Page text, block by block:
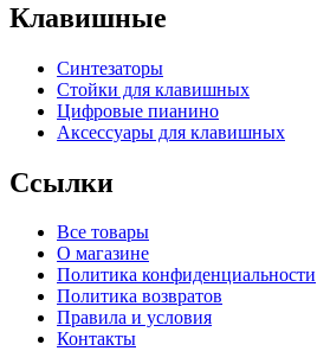
Клавишные
Синтезаторы
Стойки для клавишных
Цифровые пианино
Аксессуары для клавишных
Ссылки
Все товары
О магазине
Политика конфиденциальности
Политика возвратов
Правила и условия
Контакты